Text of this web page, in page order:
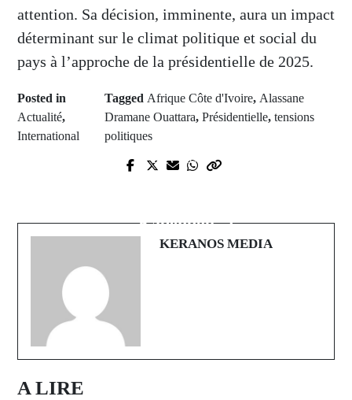
attention. Sa décision, imminente, aura un impact
déterminant sur le climat politique et social du
pays à l’approche de la présidentielle de 2025.
Posted in
Actualité,
International
Tagged Afrique Côte d'Ivoire, Alassane
Dramane Ouattara, Présidentielle, tensions
politiques
Prev Post
nouveaux accords.
Kabendou
KERANOS MEDIA
A LIRE